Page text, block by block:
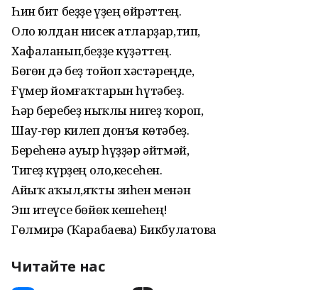
Һин бит беҙҙе үҙең өйрәттең.
Оло юлдан нисек атларҙар,тип,
Хафаланып,беҙҙе күҙәттең.
Бөгөн дә беҙ тойоп хәстәреңде,
Ғүмер йомғаҡтарын һүтәбеҙ.
Һәр беребеҙ ныҡлы нигеҙ ҡороп,
Шау-гөр килеп донъя көтәбеҙ.
Береһенә ауыр һүҙҙәр әйтмәй,
Тигеҙ күрҙең оло,кесеһен.
Айыҡ аҡыл,яҡты зиһен менән
Эш итеүсе бөйөк кешеһең!
Гөлмирә (Ҡарабаева) Бикбулатова
Читайте нас